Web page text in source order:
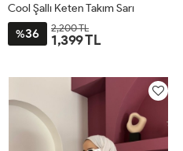
Cool Şallı Keten Takım Sarı
%36 2,200 TL
1,399 TL